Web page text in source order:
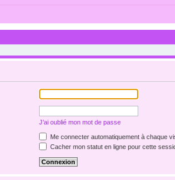
J’ai oublié mon mot de passe
Me connecter automatiquement à chaque
Cacher mon statut en ligne pour cette